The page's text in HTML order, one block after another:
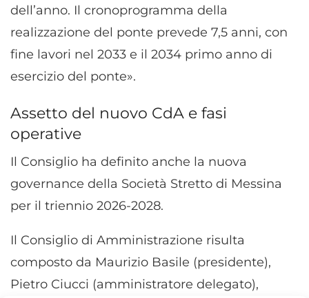
dell’anno. Il cronoprogramma della
realizzazione del ponte prevede 7,5 anni, con
fine lavori nel 2033 e il 2034 primo anno di
esercizio del ponte».
Assetto del nuovo CdA e fasi
operative
Il Consiglio ha definito anche la nuova
governance della Società Stretto di Messina
per il triennio 2026-2028.
Il Consiglio di Amministrazione risulta
composto da Maurizio Basile (presidente),
Pietro Ciucci (amministratore delegato),